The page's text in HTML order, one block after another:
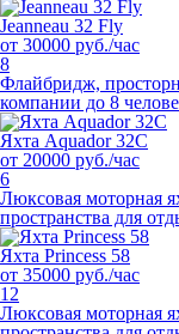
Jeanneau 32 Fly
от 30000 руб./час
8
Флайбридж,
компании до 8
Яхта Aquador 32C
от 20000 руб./час
6
Люксовая моторная
пространства для
Яхта Princess 58
от 35000 руб./час
12
Люксовая моторная